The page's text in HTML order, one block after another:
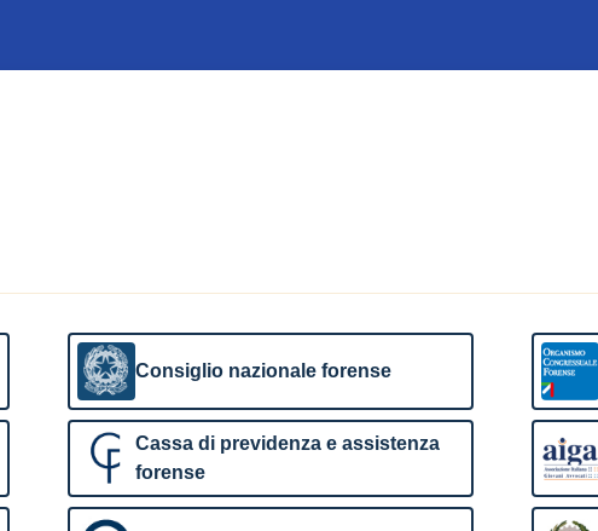
Consiglio nazionale forense
Cassa di previdenza e assistenza
forense